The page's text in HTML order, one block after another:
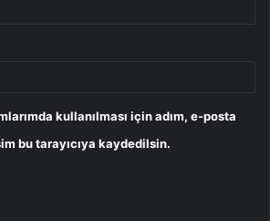
kullanılması için adım, e-posta
bu tarayıcıya kaydedilsin.